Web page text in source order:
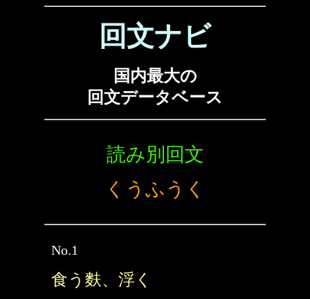
回文ナビ
国内最大の
回文データベース
読み別回文
くうふうく
No.1
食う麩、浮く